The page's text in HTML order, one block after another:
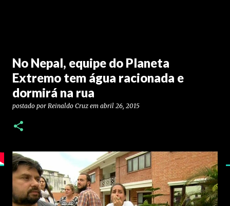
No Nepal, equipe do Planeta
Extremo tem água racionada e
dormirá na rua
postado por Reinaldo Cruz em abril 26, 2015